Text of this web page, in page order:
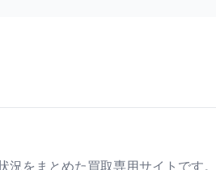
況をまとめた買取専用サイトです。